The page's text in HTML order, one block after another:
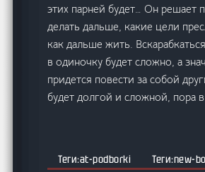
этих парней будет… Он решает
делать дальше, какие цели
как дальше жить.
в одиночку будет сложно, а
придется повести за собой
будет долгой и сложной, пора в
at-podborki
new-